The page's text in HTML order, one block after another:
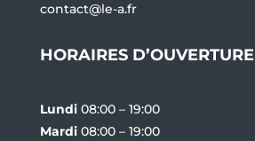
contact@le-a.fr
HORAIRES D’OUVERTURE
Lundi08:00 – 19:00
Mardi08:00 – 19:00